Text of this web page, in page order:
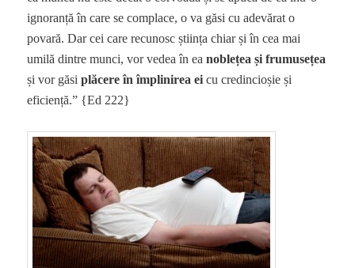
ignoranță în care se complace, o va găsi cu adevărat o
povară. Dar cei care recunosc știința chiar și în cea mai
umilă dintre munci, vor vedea în eanoblețea și frumusețea
și vor găsiplăcere în împlinirea ei cu credincioșie și
eficiență.” {Ed 222}